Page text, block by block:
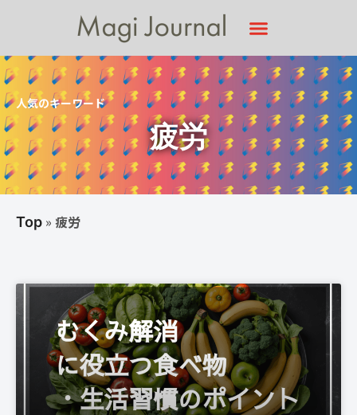
人気のキーワード
疲労
Top » 疲労